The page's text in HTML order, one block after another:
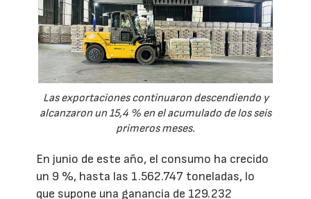
Las exportaciones continuaron descendiendo y
alcanzaron un 15,4 % en el acumulado de los seis
primeros meses.
En junio de este año, el consumo ha crecido
un 9 %, hasta las 1.562.747 toneladas, lo
que supone una ganancia de 129.232